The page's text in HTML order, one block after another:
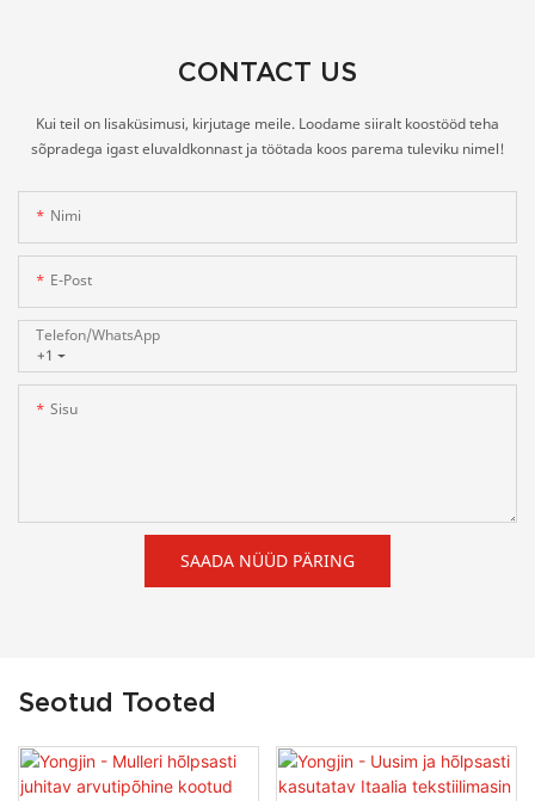
CONTACT US
Kui teil on lisaküsimusi, kirjutage meile. Loodame siiralt koostööd teha
sõpradega igast eluvaldkonnast ja töötada koos parema tuleviku nimel!
Nimi
E-Post
+1
Telefon/WhatsApp
Sisu
SAADA NÜÜD PÄRING
Seotud Tooted